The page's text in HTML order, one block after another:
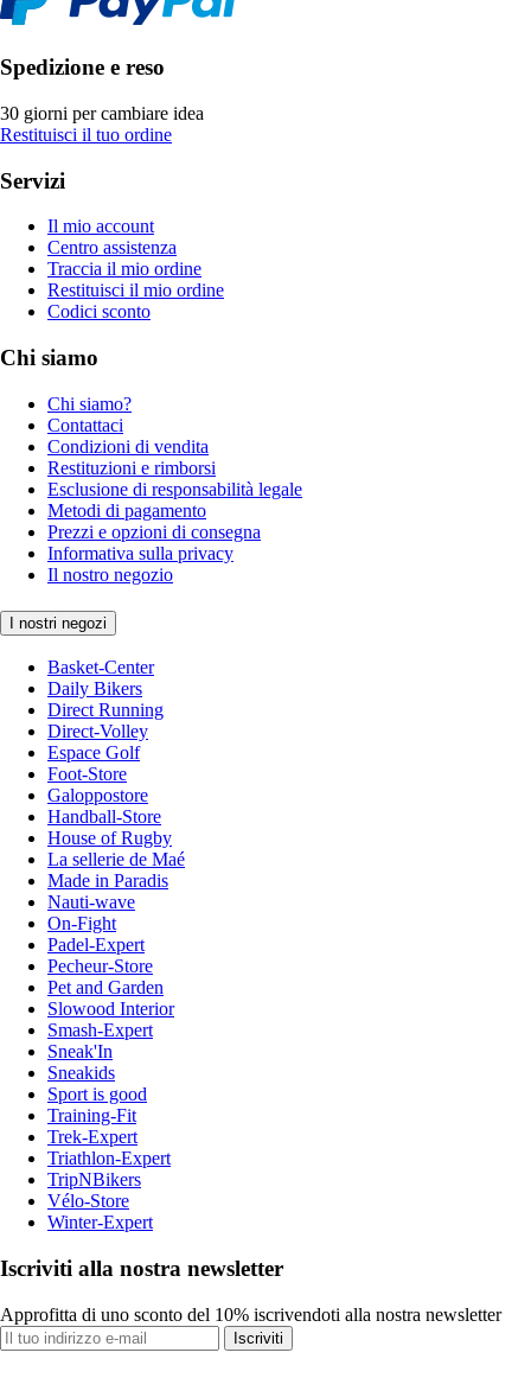
Spedizione e reso
30 giorni per cambiare idea
Restituisci il tuo ordine
Servizi
Il mio account
Centro assistenza
Traccia il mio ordine
Restituisci il mio ordine
Codici sconto
Chi siamo
Chi siamo?
Contattaci
Condizioni di vendita
Restituzioni e rimborsi
Esclusione di responsabilità legale
Metodi di pagamento
Prezzi e opzioni di consegna
Informativa sulla privacy
Il nostro negozio
I nostri negozi
Basket-Center
Daily Bikers
Direct Running
Direct-Volley
Espace Golf
Foot-Store
Galoppostore
Handball-Store
House of Rugby
La sellerie de Maé
Made in Paradis
Nauti-wave
On-Fight
Padel-Expert
Pecheur-Store
Pet and Garden
Slowood Interior
Smash-Expert
Sneak'In
Sneakids
Sport is good
Training-Fit
Trek-Expert
Triathlon-Expert
TripNBikers
Vélo-Store
Winter-Expert
Iscriviti alla nostra newsletter
Approfitta di uno sconto del 10% iscrivendoti alla nostra newsletter
Iscriviti